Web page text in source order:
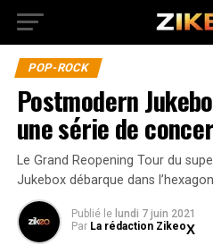
POP-ROCK
Postmodern
une série de
Le Grand Reopening Tour du
Jukebox débarque dans
Publié le lundi 7 juin 2021
Par La rédaction Zikeo